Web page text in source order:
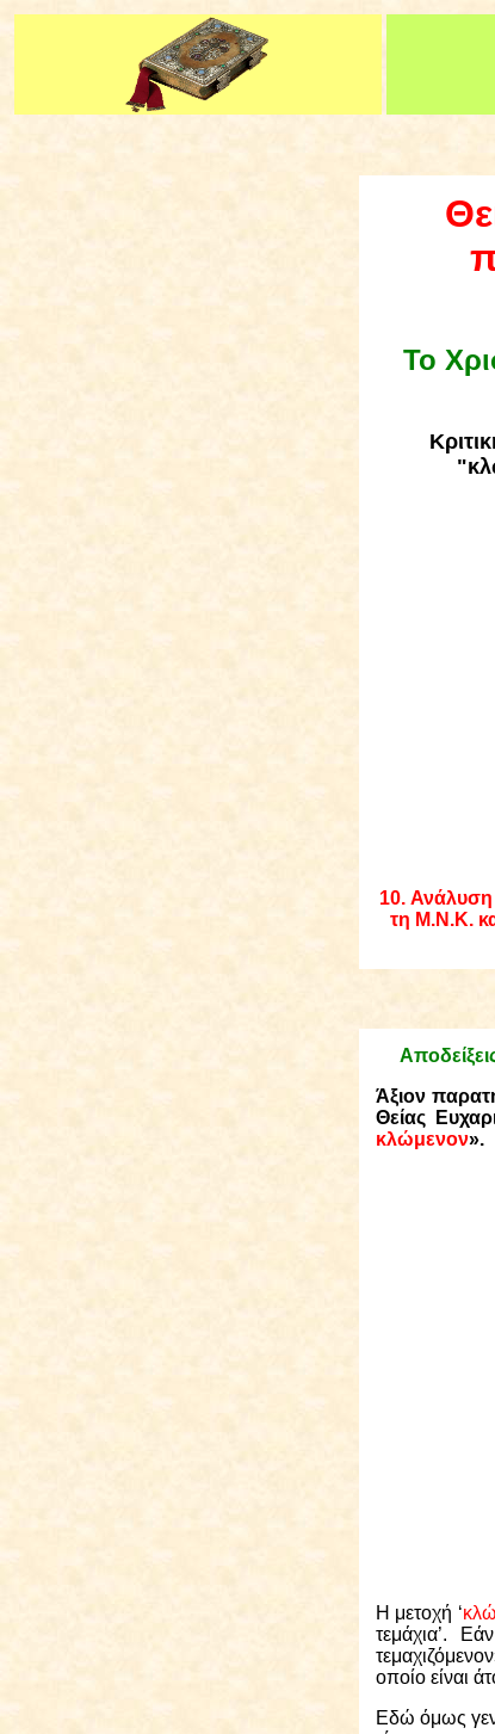
Το
10. Ανάλυση
τη Μ.Ν.Κ.
Άξιον
Θείας
κλώμενον».
Η μετοχή ‘
τεμάχια’.
οποίο είναι
Εδώ όμως